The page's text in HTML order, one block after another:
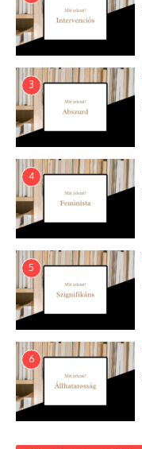
3
4
5
6